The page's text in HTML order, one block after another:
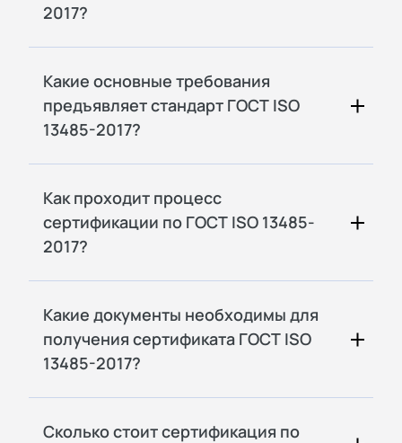
2017?
Какие основные требования
предъявляет стандарт ГОСТ ISO
13485-2017?
Как проходит процесс
сертификации по ГОСТ ISO 13485-
2017?
Какие документы необходимы для
получения сертификата ГОСТ ISO
13485-2017?
Сколько стоит сертификация по